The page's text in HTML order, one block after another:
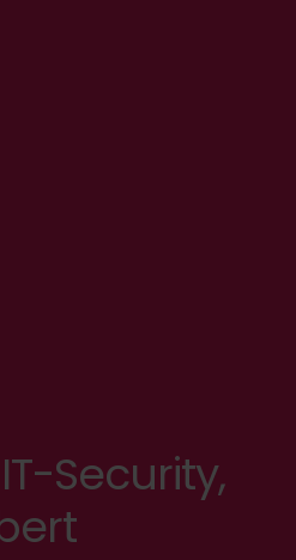
Security,